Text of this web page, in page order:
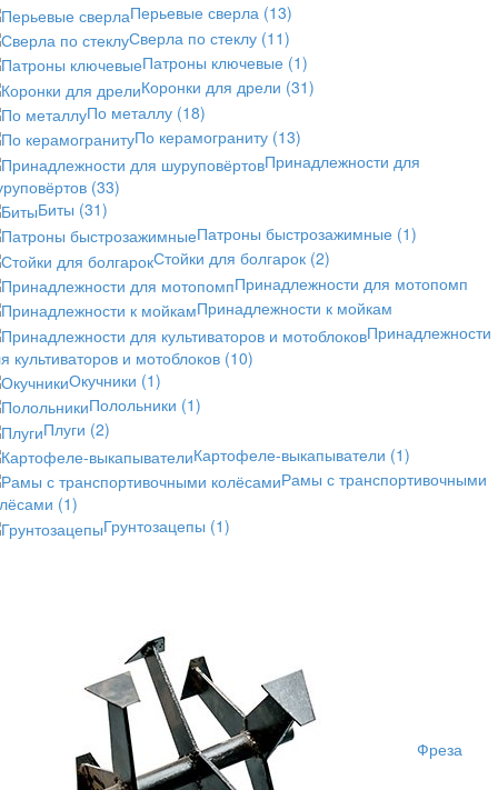
Перьевые сверла (13)
Сверла по стеклу (11)
Патроны ключевые (1)
Коронки для дрели (31)
По металлу (18)
По керамограниту (13)
Принадлежности для
(33)
Биты (31)
Патроны быстрозажимные (1)
Стойки для болгарок (2)
Принадлежности для мотопомп
Принадлежности к мойкам
Принадлежности
культиваторов и мотоблоков (10)
Окучники (1)
Полольники (1)
Плуги (2)
Картофеле-выкапыватели (1)
Рамы с транспортивочными
(1)
Грунтозацепы (1)
Фреза